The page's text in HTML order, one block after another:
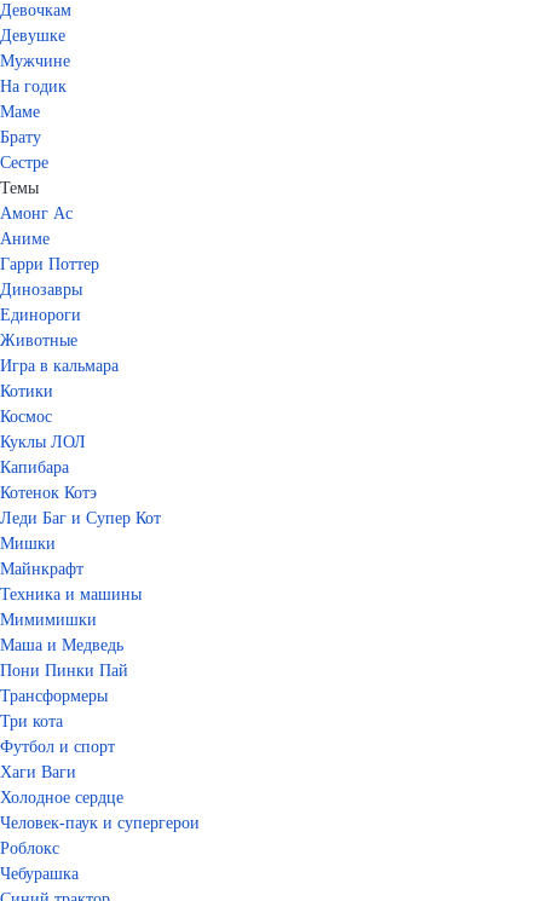
Девочкам
Девушке
Мужчине
На годик
Маме
Брату
Сестре
Темы
Амонг Ас
Аниме
Гарри Поттер
Динозавры
Единороги
Животные
Игра в кальмара
Котики
Космос
Куклы ЛОЛ
Капибара
Котенок Котэ
Леди Баг и Супер Кот
Мишки
Майнкрафт
Техника и машины
Мимимишки
Маша и Медведь
Пони Пинки Пай
Трансформеры
Три кота
Футбол и спорт
Хаги Ваги
Холодное сердце
Человек-паук и супергерои
Роблокс
Чебурашка